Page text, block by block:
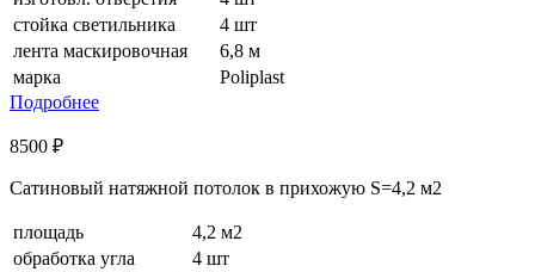
стойка светильника
4 шт
лента маскировочная
6,8 м
марка
Poliplast
Подробнее
8500 ₽
Сатиновый натяжной потолок в прихожую S=4,2 м2
площадь
4,2 м2
обработка угла
4 шт